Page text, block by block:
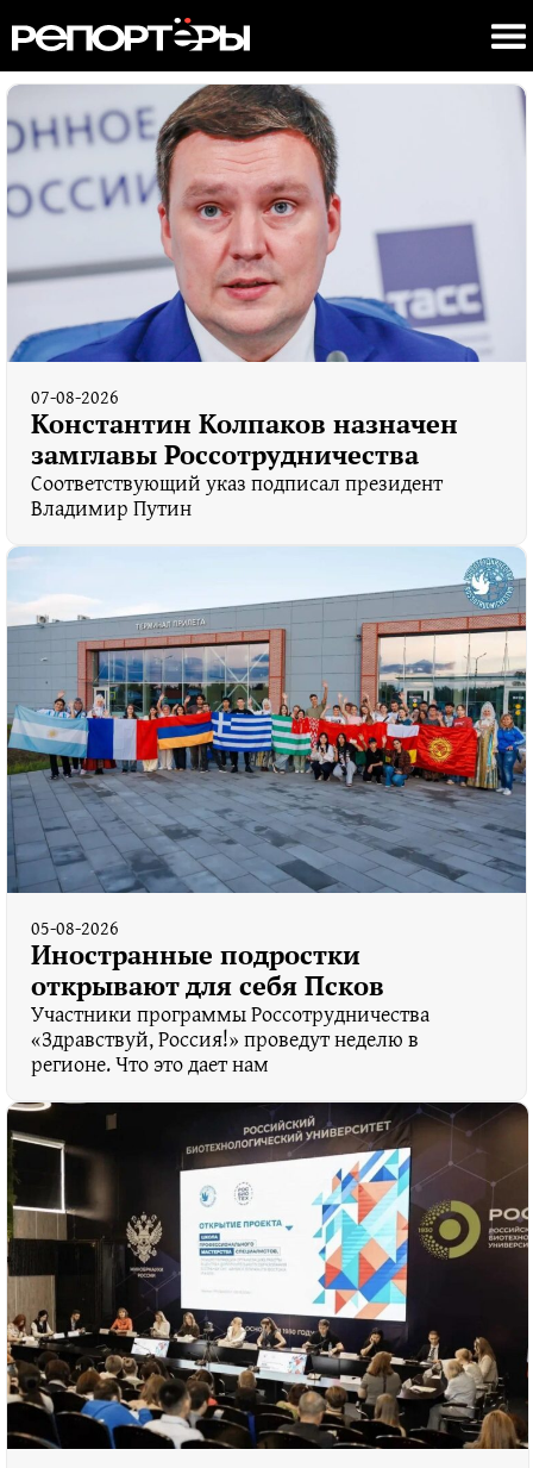
07-08-2026
Константин Колпаков назначен
замглавы Россотрудничества
Соответствующий указ подписал президент
Владимир Путин
05-08-2026
Иностранные подростки
открывают для себя Псков
Участники программы Россотрудничества
«Здравствуй, Россия!» проведут неделю в
регионе. Что это дает нам